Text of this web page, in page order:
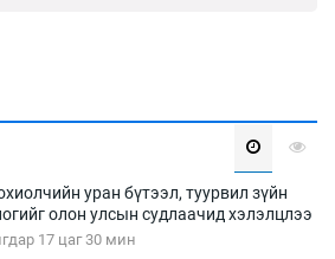
уран бүтээл, туурвил зүйн
олон улсын судлаачид хэлэлцлээ
17 цаг 30 мин